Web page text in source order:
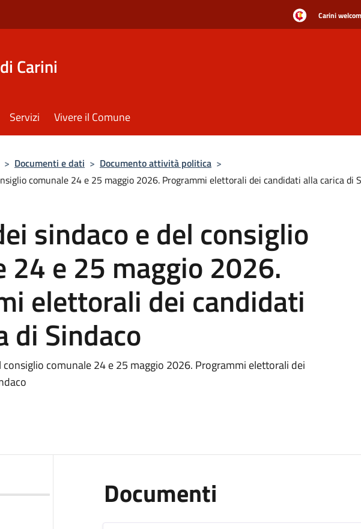
Carini
Carini
Servizi Vivere il Comune
> Documenti e dati > Documento attività politica >
comunale 24 e 25 maggio 2026. Programmi elettorali dei candidati alla carica di
sindaco e del consiglio
24 e 25 maggio 2026.
elettorali dei candidati
di Sindaco
consiglio comunale 24 e 25 maggio 2026. Programmi elettorali dei
Documenti